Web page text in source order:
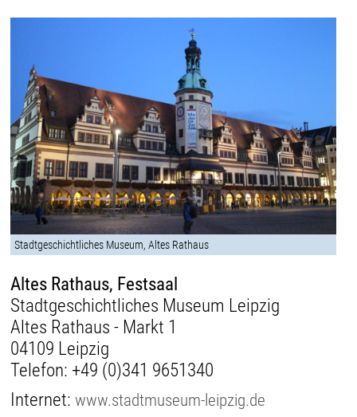
Stadtgeschichtliches Museum, Altes Rathaus
Altes Rathaus, Festsaal
Stadtgeschichtliches Museum Leipzig
Altes Rathaus - Markt 1
04109 Leipzig
Telefon: +49 (0)341 9651340
Internet:www.stadtmuseum-leipzig.de